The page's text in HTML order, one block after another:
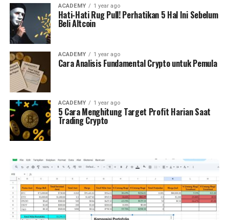
ACADEMY 1 year ago
Hati-Hati Rug Pull! Perhatikan 5 Hal Ini Sebelum
Beli Altcoin
ACADEMY 1 year ago
Cara Analisis Fundamental Crypto untuk Pemula
ACADEMY 1 year ago
5 Cara Menghitung Target Profit Harian Saat
Trading Crypto